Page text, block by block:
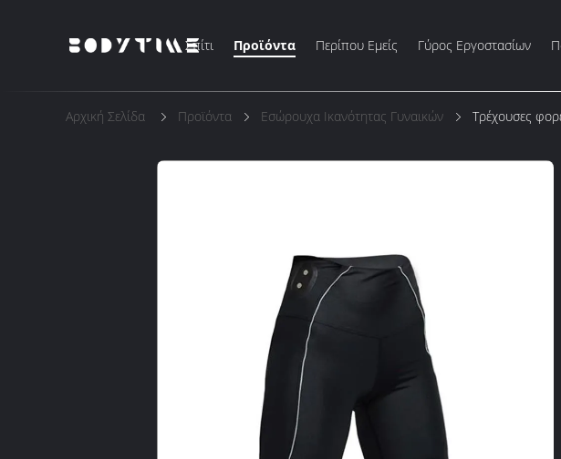
Σπίτι Προϊόντα Περίπου Εμείς Γύρος Εργοστασίων
Αρχική Σελίδα Προϊόντα Εσώρουχα Ικανότητας Γυναικών Τρέχουσες